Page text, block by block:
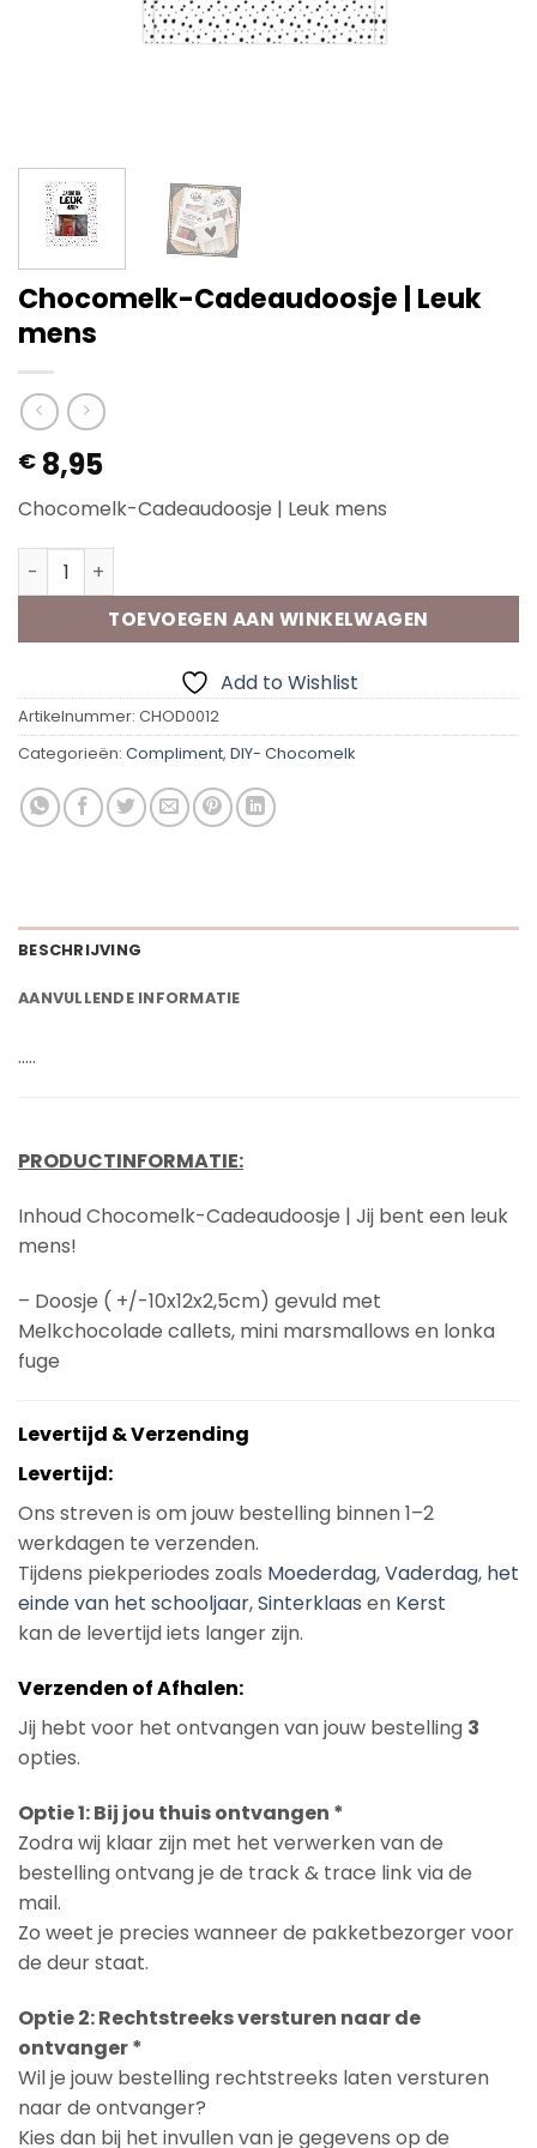
Chocomelk-Cadeaudoosje | Leuk
mens
€ 8,95
Chocomelk-Cadeaudoosje | Leuk mens
Chocomelk-Cadeaudoosje | Leuk mens aantal
TOEVOEGEN AAN WINKELWAGEN
Add to Wishlist
Artikelnummer: CHOD0012
Categorieën: Compliment, DIY- Chocomelk
BESCHRIJVING
AANVULLENDE INFORMATIE
…..
PRODUCTINFORMATIE:
Inhoud Chocomelk-Cadeaudoosje | Jij bent een leuk
mens!
– Doosje ( +/-10x12x2,5cm) gevuld met
Melkchocolade callets, mini marsmallows en lonka
fuge
Levertijd & Verzending
Levertijd:
Ons streven is om jouw bestelling binnen 1–2
werkdagen te verzenden.
Tijdens piekperiodes zoals Moederdag,Vaderdag, het
einde van het schooljaar,Sinterklaas en Kerst
kan de levertijd iets langer zijn.
Verzenden of Afhalen:
Jij hebt voor het ontvangen van jouw bestelling 3
opties.
Optie 1: Bij jou thuis ontvangen *
Zodra wij klaar zijn met het verwerken van de
bestelling ontvang je de track & trace link via de
mail.
Zo weet je precies wanneer de pakketbezorger voor
de deur staat.
Optie 2: Rechtstreeks versturen naar de
ontvanger *
Wil je jouw bestelling rechtstreeks laten versturen
naar de ontvanger?
Kies dan bij het invullen van je gegevens op de